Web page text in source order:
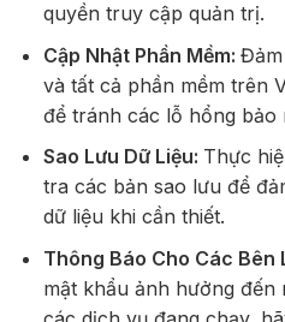
quyền truy cập quản trị.
Cập Nhật Phần Mềm:
và tất cả phần mềm trên
để tránh các lỗ hổng bảo
Sao Lưu Dữ Liệu: Thực
tra các bản sao lưu để
dữ liệu khi cần thiết.
Thông Báo Cho Các Bên
mật khẩu ảnh hưởng đến